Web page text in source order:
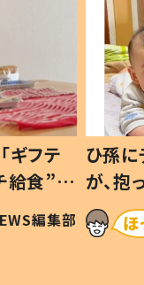
ギフテ
給食”を
和の親
編集部
ひ孫
が、
「涙が
い」